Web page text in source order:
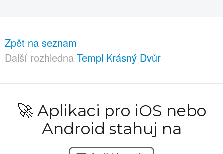
Zpět na seznam
Další rozhledna Templ Krásný Dvůr
🚀 Aplikaci pro iOS nebo
Android stahuj na